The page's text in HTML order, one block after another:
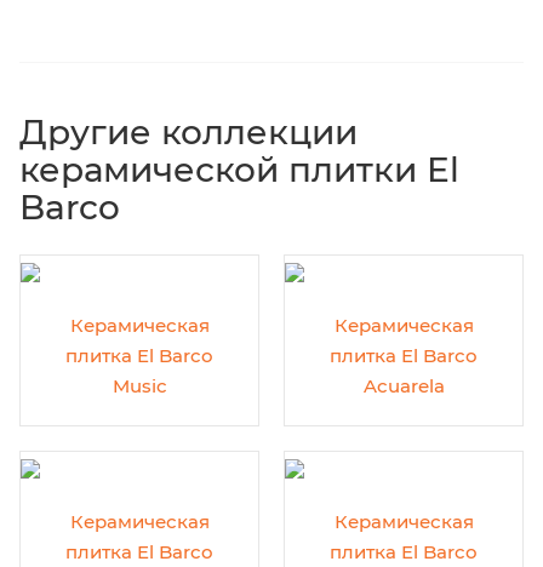
Другие коллекции
керамической плитки El
Barco
Керамическая
плитка El Barco
Music
Керамическая
плитка El Barco
Acuarela
Керамическая
плитка El Barco
Керамическая
плитка El Barco